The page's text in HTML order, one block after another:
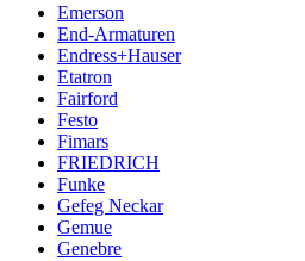
Emerson
End-Armaturen
Endress+Hauser
Etatron
Fairford
Festo
Fimars
FRIEDRICH
Funke
Gefeg Neckar
Gemue
Genebre